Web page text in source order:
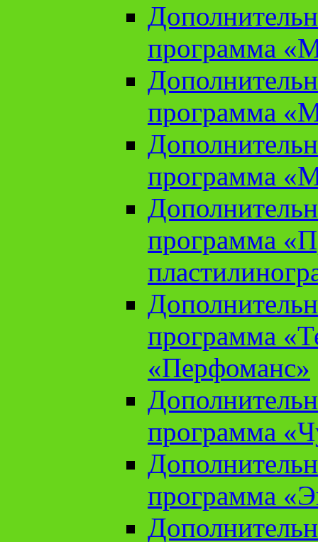
программа
программа
программа
программа
программа
«Перфоманс»
программа
программа